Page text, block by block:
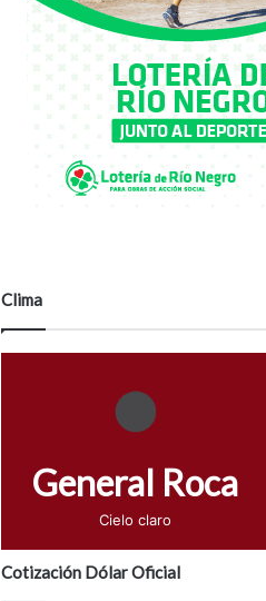
Clima
General Roca
Cielo claro
Cotización Dólar Oficial